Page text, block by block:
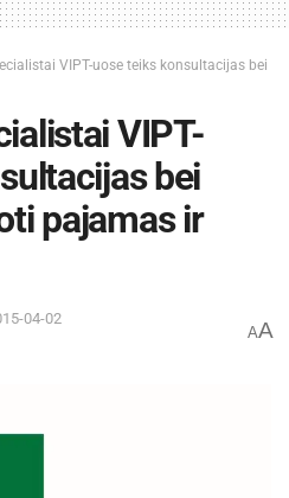
VIPT-uose teiks konsultacijas bei
VIPT-
bei
pajamas ir
04-02
AA